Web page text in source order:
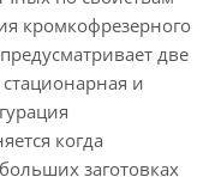
кромкофрезерного
две
и
когда
заготовках